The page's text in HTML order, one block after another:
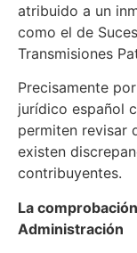
atribuido a un
como el de
Transmisiones
Precisamente
jurídico español
permiten revisar
existen
contribuyentes.
La
Administración